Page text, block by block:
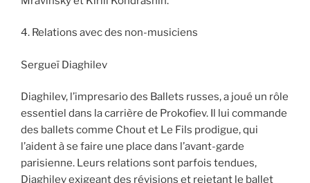
4. Relations avec des non-musiciens
Sergueï Diaghilev
Diaghilev, l’impresario des Ballets russes, a joué un rôle
essentiel dans la carrière de Prokofiev. Il lui commande
des ballets comme Chout et Le Fils prodigue, qui
l’aident à se faire une place dans l’avant-garde
parisienne. Leurs relations sont parfois tendues,
Diaghilev exigeant des révisions et rejetant le ballet